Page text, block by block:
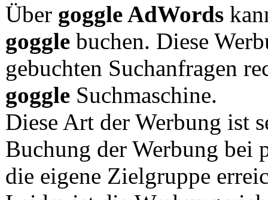
Über goggle AdWords
gogglebuchen. Diese
gebuchten Suchanfragen
goggleSuchmaschine.
Diese Art der Werbung ist
Buchung der Werbung bei
die eigene Zielgruppe